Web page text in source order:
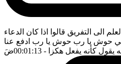
الى التفريق قالوا اذا كان الدعاء
حوش يا رب حوش يا رب ادفع عنا
يقول كأنه يفعل هكزا - 00:01:13 ضَ